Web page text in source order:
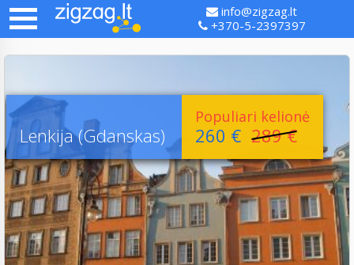
info@zigzag.lt
+370-5-2397397
Lenkija (Gdanskas)
Populiari kelionė
260 € 289 €